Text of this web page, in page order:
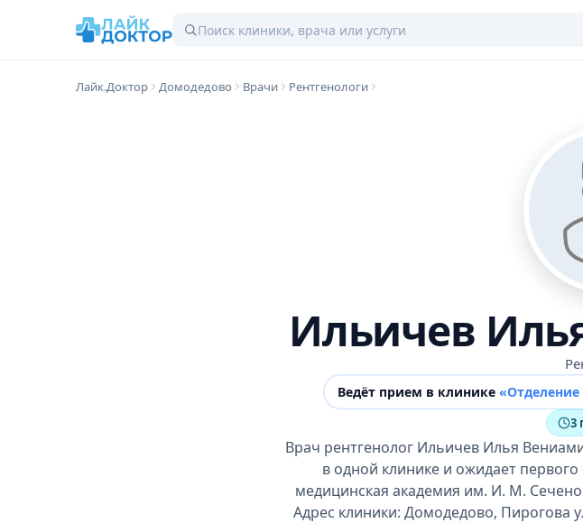
Лайк.Доктор Домодедово Врачи Рентгенологи
Ильичев
Ведёт прием в клинике
3
Врач рентгенолог Ильичев Илья
в одной клинике и ожидает
медицинская академия им. И. М.
Адрес клиники: Домодедово, Пирогова